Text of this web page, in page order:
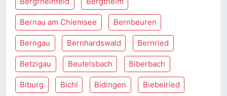
Bernau am Chiemsee Bernbeuren
Berngau Bernhardswald Bernried
Betzigau Beutelsbach Biberbach
Biburg Bichl Bidingen Biebelried